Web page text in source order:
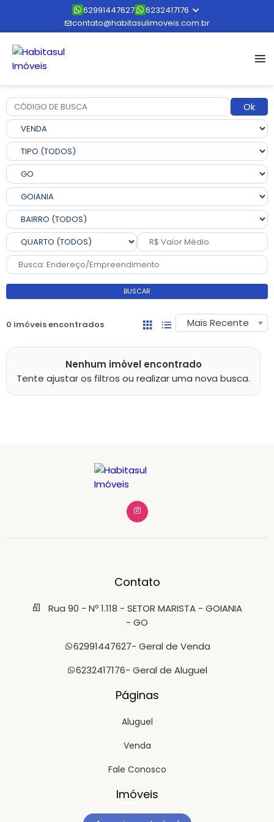
62991447627
6232417176
contato@habitasulimoveis.com.br
Ok
BUSCAR
0 imóveis encontrados Mais Recente
Nenhum imóvel encontrado
Tente ajustar os filtros ou realizar uma nova busca.
Contato
Rua 90 - Nº 1.118 - SETOR MARISTA - GOIANIA
- GO
62991447627- Geral de Venda
6232417176- Geral de Aluguel
Páginas
Aluguel
Venda
Fale Conosco
Imóveis